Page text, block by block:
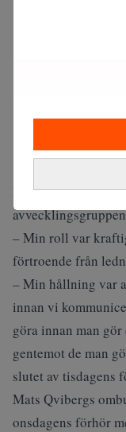
MA: Vad var din
– Min roll var
förtroende från
– Min hållning var
innan vi
göra innan man
gentemot de man
slutet av tisdagens
Mats Qvibergs
onsdagens förhör